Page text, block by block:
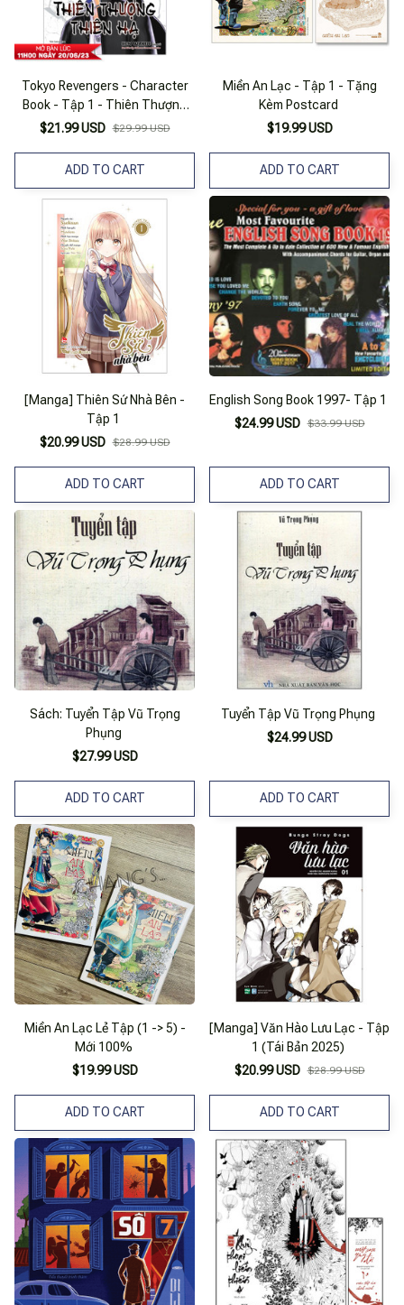
Tokyo Revengers - Character
Book - Tập 1 - Thiên Thượng
Thiên Hạ
$21.99 USD $29.99 USD
ADD TO CART
Miền An Lạc - Tập 1 - Tặng
Kèm Postcard
$19.99 USD
ADD TO CART
[Manga] Thiên Sứ Nhà Bên -
Tập 1
$20.99 USD $28.99 USD
ADD TO CART
English Song Book 1997- Tập 1
$24.99 USD $33.99 USD
ADD TO CART
Sách: Tuyển Tập Vũ Trọng
Phụng
$27.99 USD
ADD TO CART
Tuyển Tập Vũ Trọng Phụng
$24.99 USD
ADD TO CART
Miền An Lạc Lẻ Tập (1 -> 5) -
Mới 100%
$19.99 USD
ADD TO CART
[Manga] Văn Hào Lưu Lạc - Tập
1 (Tái Bản 2025)
$20.99 USD $28.99 USD
ADD TO CART